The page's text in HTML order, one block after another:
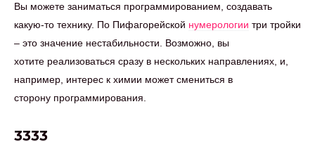
Вы можете заниматься программированием, создавать
какую-то технику. По Пифагорейской нумерологии три тройки
– это значение нестабильности. Возможно, вы
хотите реализоваться сразу в нескольких направлениях, и,
например, интерес к химии может смениться в
сторону программирования.
3333